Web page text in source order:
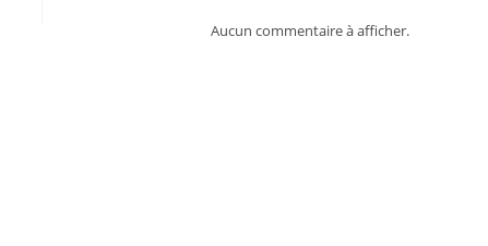
Aucun commentaire à afficher.